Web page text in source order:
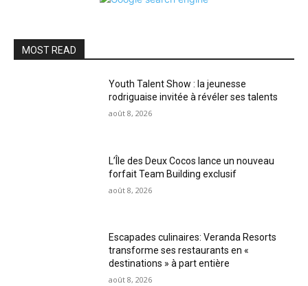
MOST READ
Youth Talent Show : la jeunesse
rodriguaise invitée à révéler ses talents
août 8, 2026
L’Île des Deux Cocos lance un nouveau
forfait Team Building exclusif
août 8, 2026
Escapades culinaires: Veranda Resorts
transforme ses restaurants en «
destinations » à part entière
août 8, 2026